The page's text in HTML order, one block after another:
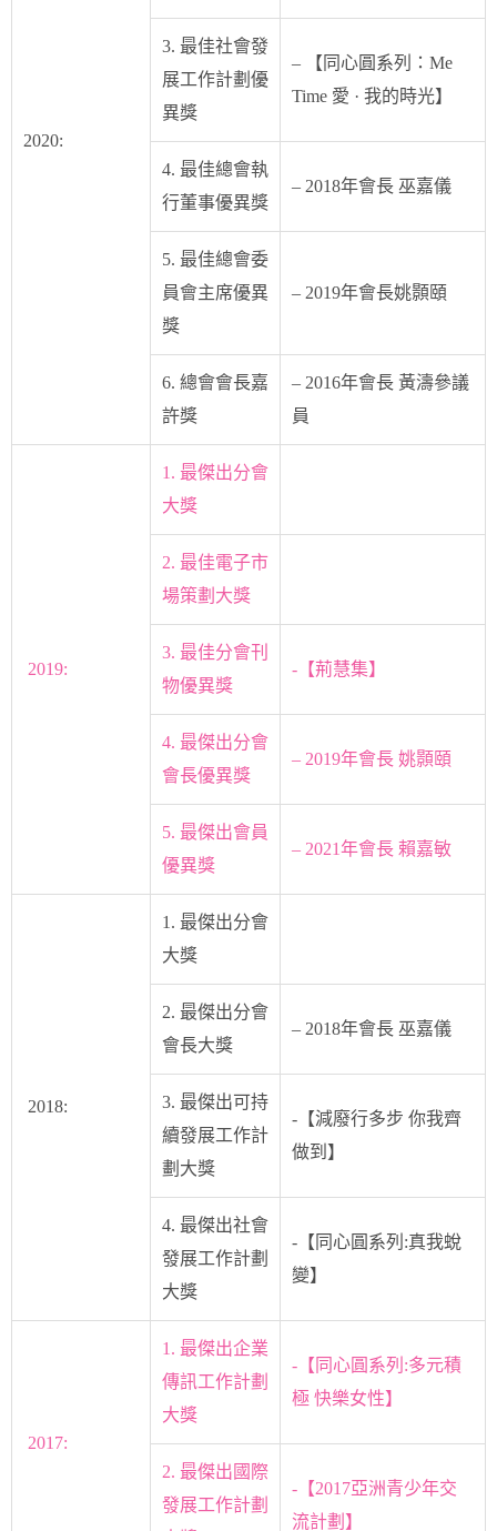
2020:
3. 最佳社會發
展工作計劃優
異獎
– 【同心圓系列：Me
Time 愛 · 我的時光】
4. 最佳總會執
行董事優異獎
– 2018年會長 巫嘉儀
5. 最佳總會委
員會主席優異
獎
– 2019年會長姚顥頤
6. 總會會長嘉
許獎
– 2016年會長 黃濤參議
員
2019:
1. 最傑出分會
大獎
2. 最佳電子市
場策劃大獎
3. 最佳分會刊
物優異獎
-【荊慧集】
4. 最傑出分會
會長優異獎
– 2019年會長 姚顥頤
5. 最傑出會員
優異獎
– 2021年會長 賴嘉敏
2018:
1. 最傑出分會
大獎
2. 最傑出分會
會長大獎
– 2018年會長 巫嘉儀
3. 最傑出可持
續發展工作計
劃大獎
-【減廢行多步 你我齊
做到】
4. 最傑出社會
發展工作計劃
大獎
-【同心圓系列:真我蛻
變】
2017:
1. 最傑出企業
傳訊工作計劃
大獎
-【同心圓系列:多元積
極 快樂女性】
2. 最傑出國際
發展工作計劃
-【2017亞洲青少年交
流計劃】